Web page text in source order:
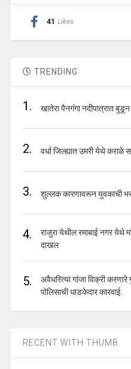
41 Likes
TRENDING
1. खातेरा पैनगंगा नदीपात्रात
2. वर्धा जिल्ह्यात उमरी येथे कराळे
3. शुल्लक कारणावरून युवकाची भर
4.
राजुरा येथील रमाबाई नगर येथे
दाखल
5.
अवैधरित्या गांजा विक्री
पोलिसाची धाडकेदार कारवाई.
RECENT WITH THUMB